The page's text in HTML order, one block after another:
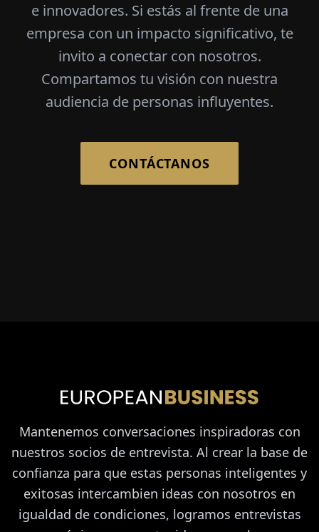
e innovadores. Si estás al frente de una
empresa con un impacto significativo, te
invito a conectar con nosotros.
Compartamos tu visión con nuestra
audiencia de personas influyentes.
CONTÁCTANOS
Mantenemos conversaciones inspiradoras con
nuestros socios de entrevista. Al crear la base de
confianza para que estas personas inteligentes y
exitosas intercambien ideas con nosotros en
igualdad de condiciones, logramos entrevistas